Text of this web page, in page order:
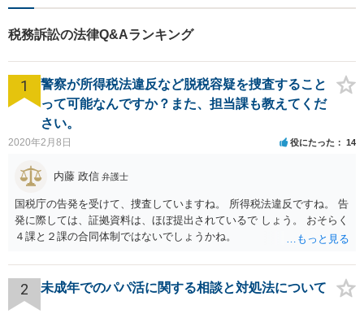
す。まずはご相談をお聞かせ
ください。
税務訴訟の法律Q&Aランキング
1
警察が所得税法違反など脱税容疑を捜査すること
って可能なんですか？また、担当課も教えてくだ
さい。
2020年2月8日 役にたった 14
内藤 政信 弁護士
国税庁の告発を受けて、捜査していますね。 所得税法違反ですね。 告
発に際しては、証拠資料は、ほぼ提出されているで しょう。 おそらく
４課と２課の合同体制ではないでしょうかね。
2 未成年でのパパ活に関する相談と対処法について